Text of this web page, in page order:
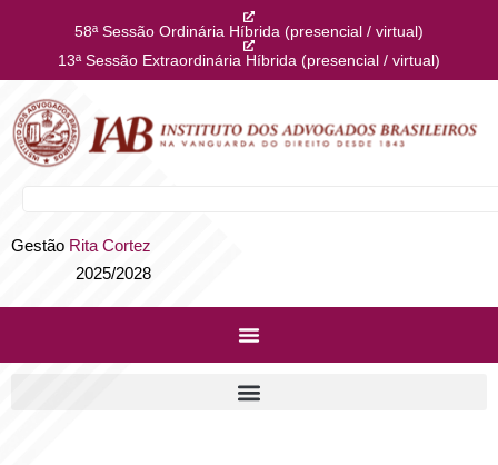
58ª Sessão Ordinária Híbrida (presencial / virtual)
13ª Sessão Extraordinária Híbrida (presencial / virtual)
Gestão Rita Cortez
2025/2028